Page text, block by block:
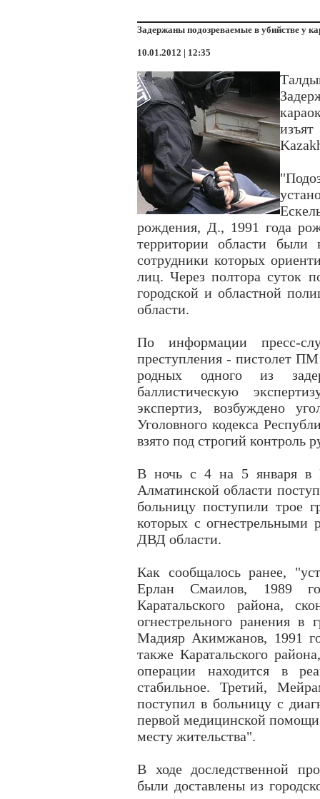
Задержаны подозреваемые в убийстве у
10.01.2012 | 12:35
рождения, Д., 1991 года
территории области были
сотрудники которых
лиц. Через полтора суток
городской и областной
области.
По информации пресс-
преступления - пистолет
родных одного из
баллистическую
экспертиз, возбуждено
Уголовного кодекса
взято под строгий контроль
В ночь с 4 на 5 января в
Алматинской области
больницу поступили трое
которых с огнестрельными
ДВД области.
Как сообщалось ранее,
Ерлан Смаилов, 1989
Каратальского района,
огнестрельного ранения в
Мадияр Акимжанов, 1991
также Каратальского
операции находится в
стабильное. Третий,
поступил в больницу с
первой медицинской помощи
месту жительства".
В ходе доследственной
были доставлены из